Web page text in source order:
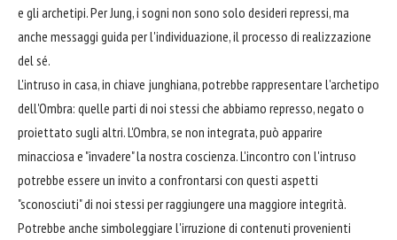
e gli archetipi. Per Jung, i sogni non sono solo desideri repressi, ma
anche messaggi guida per l'individuazione, il processo di realizzazione
del sé.
L'intruso in casa, in chiave junghiana, potrebbe rappresentare l'archetipo
dell'Ombra: quelle parti di noi stessi che abbiamo represso, negato o
proiettato sugli altri. L'Ombra, se non integrata, può apparire
minacciosa e "invadere" la nostra coscienza. L'incontro con l'intruso
potrebbe essere un invito a confrontarsi con questi aspetti
"sconosciuti" di noi stessi per raggiungere una maggiore integrità.
Potrebbe anche simboleggiare l'irruzione di contenuti provenienti